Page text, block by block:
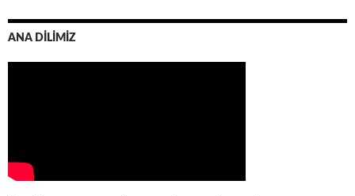
ANA DİLİMİZ